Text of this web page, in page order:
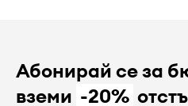
Абонирай се за
вземи -20%